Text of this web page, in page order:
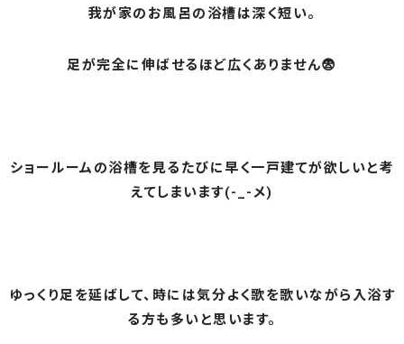
我が家のお風呂の浴槽は深く短い。
足が完全に伸ばせるほど広くありません😨
ショールームの浴槽を見るたびに早く一戸建てが欲しいと考
えてしまいます(-_-メ)
ゆっくり足を延ばして、時には気分よく歌を歌いながら入浴す
る方も多いと思います。